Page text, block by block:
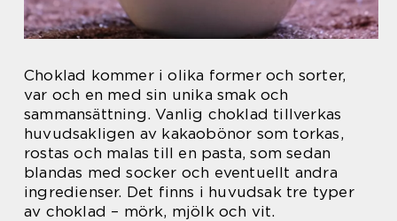
Choklad kommer i olika former och sorter,
var och en med sin unika smak och
sammansättning. Vanlig choklad tillverkas
huvudsakligen av kakaobönor som torkas,
rostas och malas till en pasta, som sedan
blandas med socker och eventuellt andra
ingredienser. Det finns i huvudsak tre typer
av choklad – mörk, mjölk och vit.